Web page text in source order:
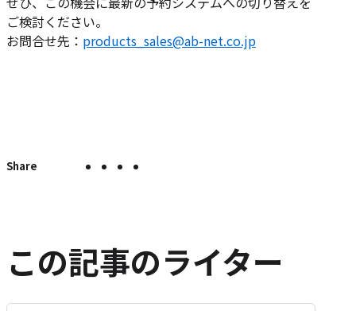
ご検討ください。
お問合せ先： products_sales@ab-net.co.jp
SNS
で
ェ
X
ア
Facebook
LINE
リ
ー
を
この記事のライター